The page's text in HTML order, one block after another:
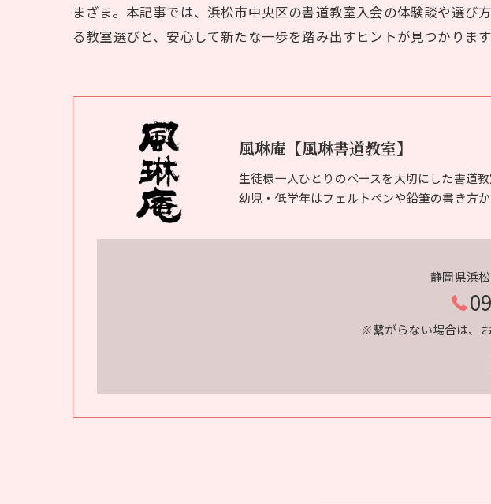
まざま。本記事では、浜松市中央区の書道教室入会の体験談や選び
る教室選びと、安心して新たな一歩を踏み出すヒントが見つかります
風琳庵【風琳書道教室】
生徒様一人ひとりのペースを大切にした書道
幼児・低学年はフェルトペンや鉛筆の書き方
静岡県浜
※繋がらない場合は、